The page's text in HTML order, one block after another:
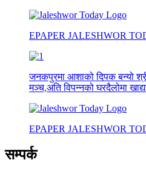
EPAPER JALESHWOR
जनकपुरमा आशाको दिपक बन्यो
मञ्च,अति विपन्नको घरदैलोमा
EPAPER JALESHWOR
सम्पर्क